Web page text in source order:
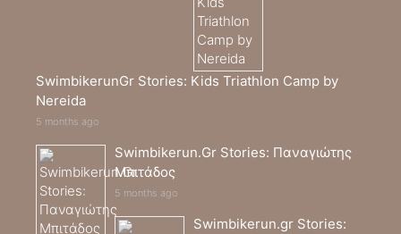
SwimbikerunGr Stories: Kids Triathlon Camp by
Nereida
5 months ago
Swimbikerun.Gr Stories: Παναγιώτης
Μπιτάδος
5 months ago
Swimbikerun.gr Stories: